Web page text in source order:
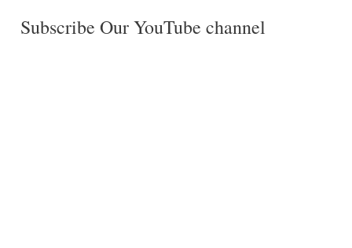
Subscribe Our YouTube channel